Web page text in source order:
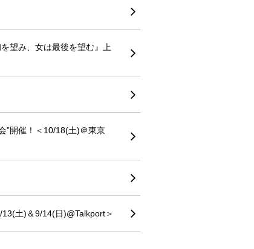
望み、女は最後を望む』上
”開催！＜10/18(土)＠東京
土)＆9/14(日)@Talkport＞